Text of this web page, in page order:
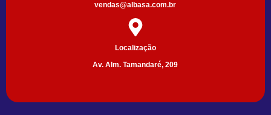
vendas@albasa.com.br
Localização
Av. Alm. Tamandaré, 209